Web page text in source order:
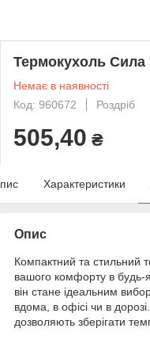
Термокухоль Сила
Немає в наявності
Код: 960672
Роздріб
505,40 ₴
Характеристики
Опис
Компактний та стильний
вашого комфорту в будь-
він стане ідеальним
вдома, в офісі чи в дорозі.
дозволяють зберігати